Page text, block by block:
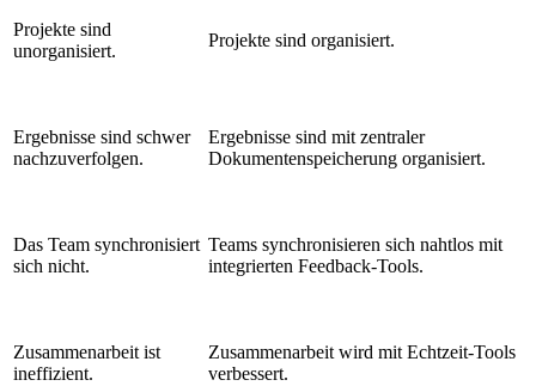
Projekte sind
unorganisiert.
Projekte sind organisiert.
Ergebnisse sind schwer
nachzuverfolgen.
Ergebnisse sind mit zentraler
Dokumentenspeicherung organisiert.
Das Team synchronisiert
sich nicht.
Teams synchronisieren sich nahtlos mit
integrierten Feedback-Tools.
Zusammenarbeit ist
ineffizient.
Zusammenarbeit wird mit Echtzeit-Tools
verbessert.